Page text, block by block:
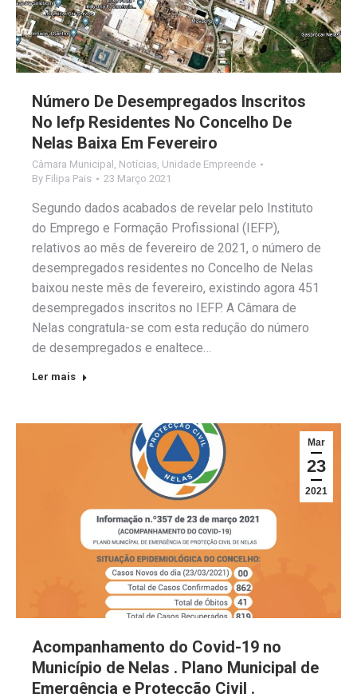
Número De Desempregados Inscritos
No Iefp Residentes No Concelho De
Nelas Baixa Em Fevereiro
Câmara Municipal Notícias Unidade Empreende
By Filipa Pais 23 Março 2021
Segundo dados acabados de revelar pelo Instituto
do Emprego e Formação Profissional (IEFP),
relativos ao mês de fevereiro de 2021, o número de
desempregados residentes no Concelho de Nelas
baixou neste mês de fevereiro, existindo agora 451
desempregados inscritos no IEFP. A Câmara de
Nelas congratula-se com esta redução do número
de desempregados e enaltece…
Ler mais
Mar
23
2021
Acompanhamento do Covid-19 no
Município de Nelas . Plano Municipal de
Emergência e Protecção Civil .